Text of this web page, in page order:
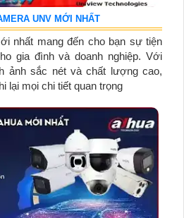
UNV MỚI NHẤT
nhất mang đến cho bạn sự tiện
gia đình và doanh nghiệp. Với
ảnh sắc nét và chất lượng cao,
lại mọi chi tiết quan trọng